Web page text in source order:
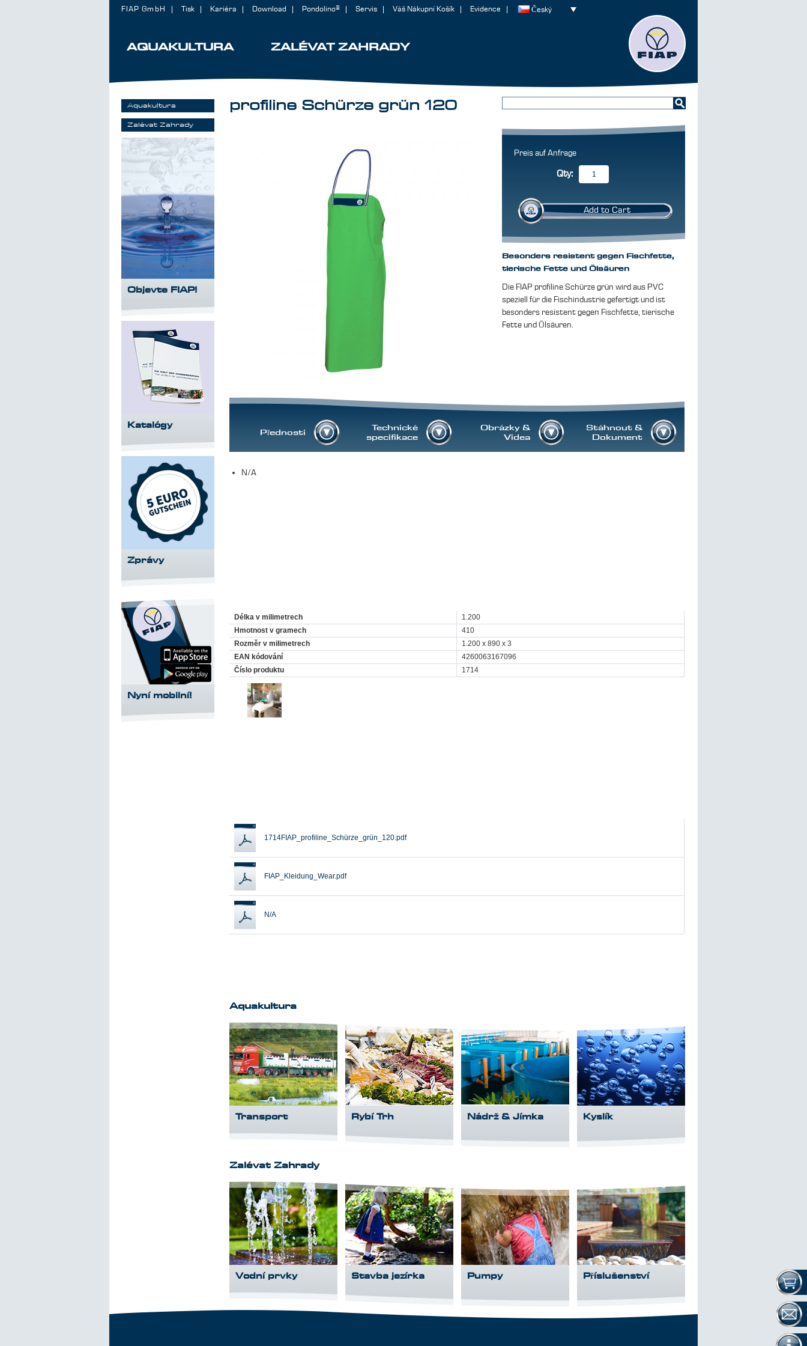
AQUAKULTURA ZALÉVAT ZAHRADY
FIAP GmbH Tisk Kariéra Download Pondolino® Servis Váš Nákupní Košík Evidence Český
Qty:
Add to Cart
Besonders resistent gegen Fischfette,
tierische Fette und Ölsäuren
Die FIAP profiline Schürze grün wird aus PVC
speziell für die Fischindustrie gefertigt und ist
besonders resistent gegen Fischfette, tierische
Fette und Ölsäuren.
profiline Schürze grün 120
Přednosti
Technické
specifikace
Obrázky &
Videa
Stáhnout &
Dokument
N/A
Délka v milimetrech
1.200
Hmotnost v gramech
410
Rozměr v milimetrech
1.200 x 890 x 3
EAN kódování
4260063167096
Číslo produktu
1714
1714FIAP_profiline_Schürze_grün_120.pdf
FIAP_Kleidung_Wear.pdf
N/A
Aquakultura
Transport Rybí Trh Nádrž & Jímka Kyslík
Zalévat Zahrady
Vodní prvky Stavba jezírka Pumpy Příslušenství
Aquakultura
Zalévat Zahrady
Objevte FIAP!
Katalógy
Zprávy
Nyní mobilní!